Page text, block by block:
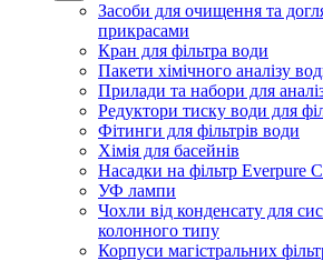
Засоби для очищення та
прикрасами
Кран для фільтра води
Пакети хімічного аналізу
Прилади та набори для
Редуктори тиску води для
Фітинги для фільтрів води
Хімія для басейнів
Насадки на фільтр Everpure
УФ лампи
Чохли від конденсату для
колонного типу
Корпуси магістральних